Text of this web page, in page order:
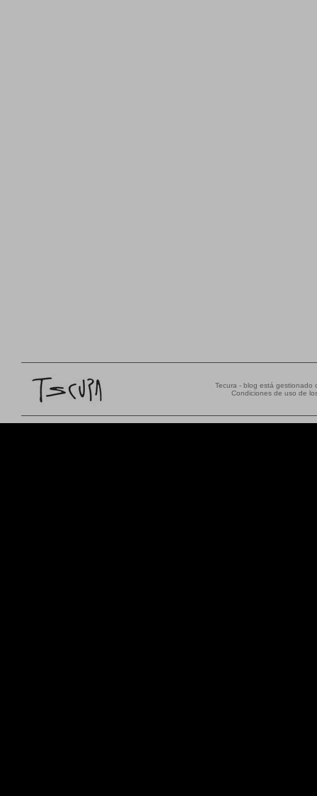
Tecura - blog está gestionado
Condiciones de uso de